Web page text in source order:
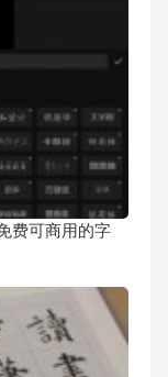
费可商用的字